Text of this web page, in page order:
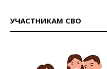
УЧАСТНИКАМ СВО